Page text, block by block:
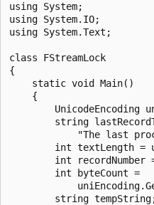
using System;
using System.IO;
using System.Text;
class FStreamLock
{
    static void Main()
    {
UnicodeEncoding
string
"The last
int textLength =
int recordNumber
        int byteCount =
string